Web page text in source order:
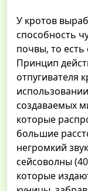
У кротов
способность
почвы, то есть
Принцип
отпугивателя
создаваемых
которые
большие
негромкий
сейсоволны
которые